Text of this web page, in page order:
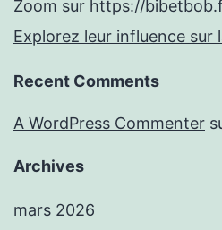
Zoom sur https://
Explorez leur influence sur
Recent Comments
A WordPress Commenter
Archives
mars 2026